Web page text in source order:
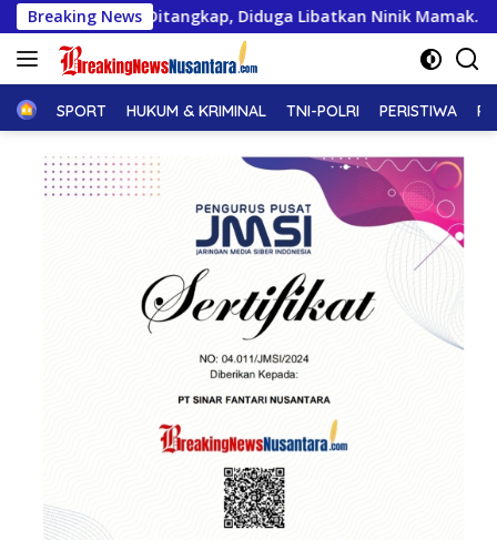
Langsung
ke
konten
Breaking News
Libatkan Ninik Mamak. Audiensi dengan
HomeSPORT HUKUM & KRIMINAL TNI-POLRI PERISTIWA